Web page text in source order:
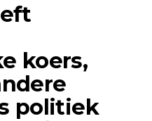
koers,
politiek